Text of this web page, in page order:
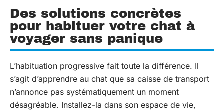
Des solutions concrètes
pour habituer votre chat à
voyager sans panique
L’habituation progressive fait toute la différence. Il
s’agit d’apprendre au chat que sa caisse de transport
n’annonce pas systématiquement un moment
désagréable. Installez-la dans son espace de vie,